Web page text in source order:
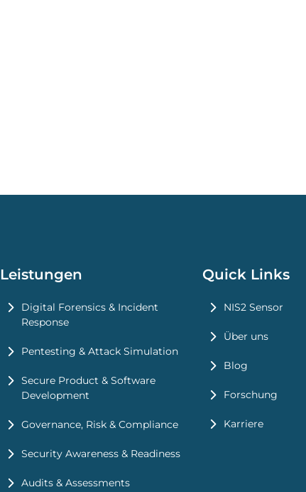
Leistungen
Digital Forensics & Incident
Response
Pentesting & Attack Simulation
Secure Product & Software
Development
Governance, Risk & Compliance
Security Awareness & Readiness
Audits & Assessments
Quick Links
NIS2 Sensor
Über uns
Blog
Forschung
Karriere